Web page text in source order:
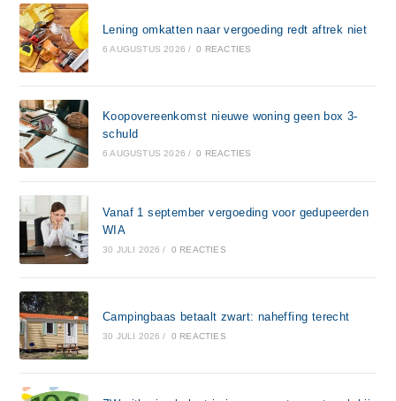
Lening omkatten naar vergoeding redt aftrek niet
6 AUGUSTUS 2026 / 0 REACTIES
Koopovereenkomst nieuwe woning geen box 3-
schuld
6 AUGUSTUS 2026 / 0 REACTIES
Vanaf 1 september vergoeding voor gedupeerden
WIA
30 JULI 2026 / 0 REACTIES
Campingbaas betaalt zwart: naheffing terecht
30 JULI 2026 / 0 REACTIES